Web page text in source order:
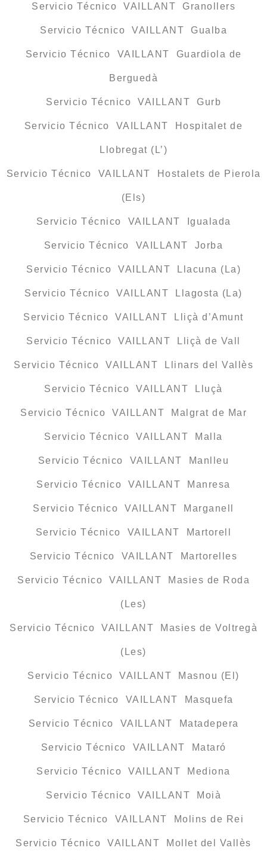
Servicio Técnico VAILLANT Granollers
Servicio Técnico VAILLANT Gualba
Servicio Técnico VAILLANT Guardiola de
Berguedà
Servicio Técnico VAILLANT Gurb
Servicio Técnico VAILLANT Hospitalet de
Llobregat (L’)
Servicio Técnico VAILLANT Hostalets de Pierola
(Els)
Servicio Técnico VAILLANT Igualada
Servicio Técnico VAILLANT Jorba
Servicio Técnico VAILLANT Llacuna (La)
Servicio Técnico VAILLANT Llagosta (La)
Servicio Técnico VAILLANT Lliçà d’Amunt
Servicio Técnico VAILLANT Lliçà de Vall
Servicio Técnico VAILLANT Llinars del Vallès
Servicio Técnico VAILLANT Lluçà
Servicio Técnico VAILLANT Malgrat de Mar
Servicio Técnico VAILLANT Malla
Servicio Técnico VAILLANT Manlleu
Servicio Técnico VAILLANT Manresa
Servicio Técnico VAILLANT Marganell
Servicio Técnico VAILLANT Martorell
Servicio Técnico VAILLANT Martorelles
Servicio Técnico VAILLANT Masies de Roda
(Les)
Servicio Técnico VAILLANT Masies de Voltregà
(Les)
Servicio Técnico VAILLANT Masnou (El)
Servicio Técnico VAILLANT Masquefa
Servicio Técnico VAILLANT Matadepera
Servicio Técnico VAILLANT Mataró
Servicio Técnico VAILLANT Mediona
Servicio Técnico VAILLANT Moià
Servicio Técnico VAILLANT Molins de Rei
Servicio Técnico VAILLANT Mollet del Vallès